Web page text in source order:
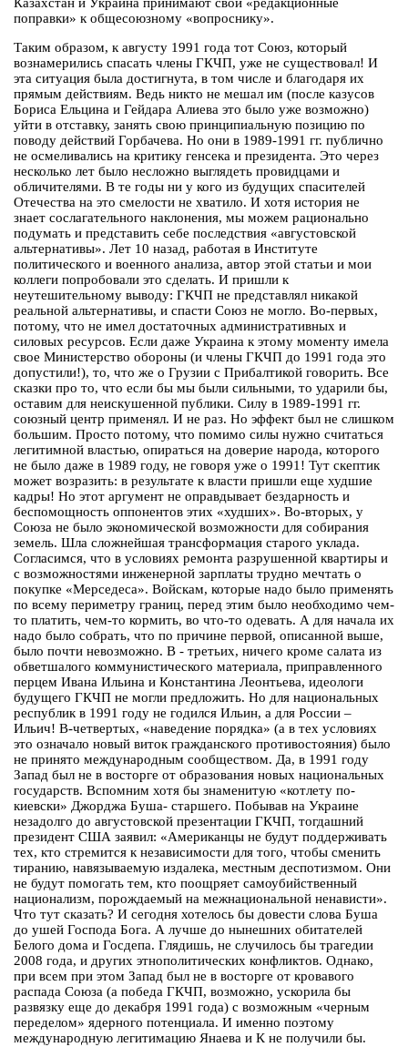
поправки» к общесоюзному «вопроснику».
Таким образом, к августу 1991 года тот Союз, который
вознамерились спасать члены ГКЧП, уже не существовал! И
эта ситуация была достигнута, в том числе и благодаря их
прямым действиям. Ведь никто не мешал им (после казусов
Бориса Ельцина и Гейдара Алиева это было уже возможно)
уйти в отставку, занять свою принципиальную позицию по
поводу действий Горбачева. Но они в 1989-1991 гг. публично
не осмеливались на критику генсека и президента. Это через
несколько лет было несложно выглядеть провидцами и
обличителями. В те годы ни у кого из будущих спасителей
Отечества на это смелости не хватило. И хотя история не
знает сослагательного наклонения, мы можем рационально
подумать и представить себе последствия «августовской
альтернативы». Лет 10 назад, работая в Институте
политического и военного анализа, автор этой статьи и мои
коллеги попробовали это сделать. И пришли к
неутешительному выводу: ГКЧП не представлял никакой
реальной альтернативы, и спасти Союз не могло. Во-первых,
потому, что не имел достаточных административных и
силовых ресурсов. Если даже Украина к этому моменту имела
свое Министерство обороны (и члены ГКЧП до 1991 года это
допустили!), то, что же о Грузии с Прибалтикой говорить. Все
сказки про то, что если бы мы были сильными, то ударили бы,
оставим для неискушенной публики. Силу в 1989-1991 гг.
союзный центр применял. И не раз. Но эффект был не слишком
большим. Просто потому, что помимо силы нужно считаться
легитимной властью, опираться на доверие народа, которого
не было даже в 1989 году, не говоря уже о 1991! Тут скептик
может возразить: в результате к власти пришли еще худшие
кадры! Но этот аргумент не оправдывает бездарность и
беспомощность оппонентов этих «худших». Во-вторых, у
Союза не было экономической возможности для собирания
земель. Шла сложнейшая трансформация старого уклада.
Согласимся, что в условиях ремонта разрушенной квартиры и
с возможностями инженерной зарплаты трудно мечтать о
покупке «Мерседеса». Войскам, которые надо было применять
по всему периметру границ, перед этим было необходимо чем-
то платить, чем-то кормить, во что-то одевать. А для начала их
надо было собрать, что по причине первой, описанной выше,
было почти невозможно. В - третьих, ничего кроме салата из
обветшалого коммунистического материала, приправленного
перцем Ивана Ильина и Константина Леонтьева, идеологи
будущего ГКЧП не могли предложить. Но для национальных
республик в 1991 году не годился Ильин, а для России –
Ильич! В-четвертых, «наведение порядка» (а в тех условиях
это означало новый виток гражданского противостояния) было
не принято международным сообществом. Да, в 1991 году
Запад был не в восторге от образования новых национальных
государств. Вспомним хотя бы знаменитую «котлету по-
киевски» Джорджа Буша- старшего. Побывав на Украине
незадолго до августовской презентации ГКЧП, тогдашний
президент США заявил: «Американцы не будут поддерживать
тех, кто стремится к независимости для того, чтобы сменить
тиранию, навязываемую издалека, местным деспотизмом. Они
не будут помогать тем, кто поощряет самоубийственный
национализм, порождаемый на межнациональной ненависти».
Что тут сказать? И сегодня хотелось бы довести слова Буша
до ушей Господа Бога. А лучше до нынешних обитателей
Белого дома и Госдепа. Глядишь, не случилось бы трагедии
2008 года, и других этнополитических конфликтов. Однако,
при всем при этом Запад был не в восторге от кровавого
распада Союза (а победа ГКЧП, возможно, ускорила бы
развязку еще до декабря 1991 года) с возможным «черным
переделом» ядерного потенциала. И именно поэтому
международную легитимацию Янаева и К не получили бы.